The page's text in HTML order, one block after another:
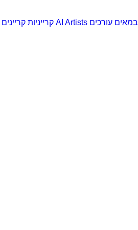
במאים עורכים AI Artists קרייניות קריינים